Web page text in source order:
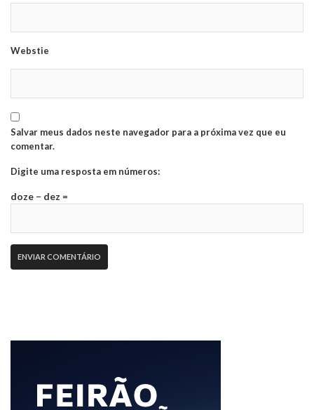
Webstie
Salvar meus dados neste navegador para a próxima vez que eu
comentar.
Digite uma resposta em números:
doze − dez =